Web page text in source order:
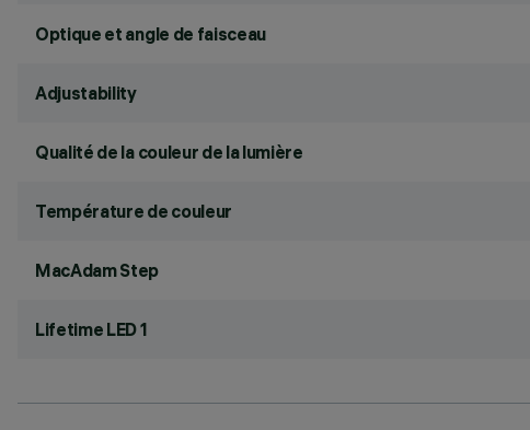
Optique et angle de faisceau
Adjustability
Qualité de la couleur de la lumière
Température de couleur
MacAdam Step
Lifetime LED 1